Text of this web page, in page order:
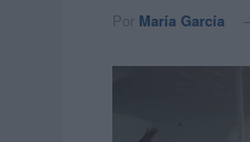
Por María García